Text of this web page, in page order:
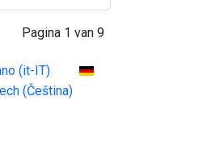
Pagina 1 van 9